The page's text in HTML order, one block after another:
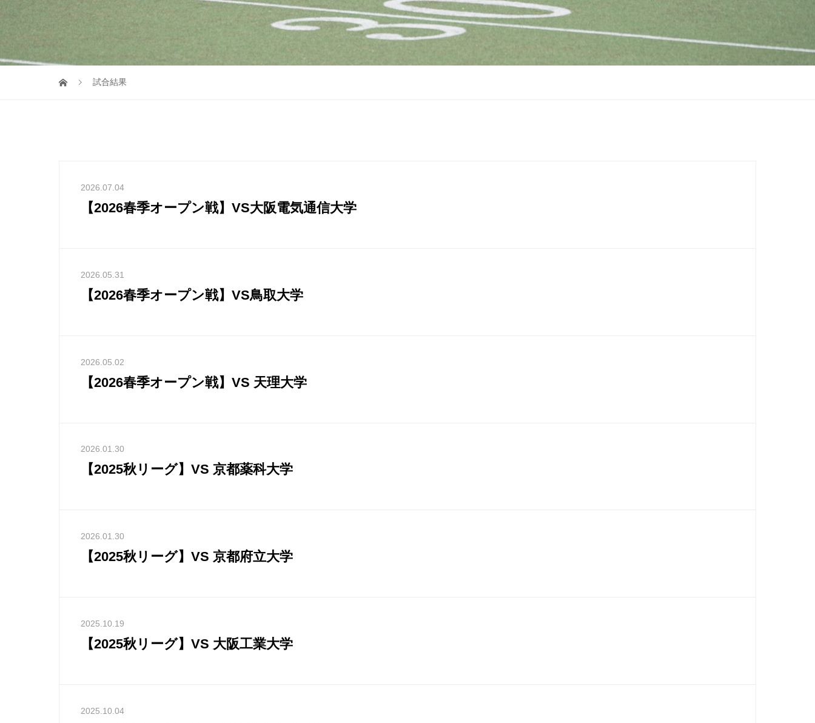
試合結果
2026.07.04
【2026春季オープン戦】VS大阪電気通信大学
2026.05.31
【2026春季オープン戦】VS鳥取大学
2026.05.02
【2026春季オープン戦】VS 天理大学
2026.01.30
【2025秋リーグ】VS 京都薬科大学
2026.01.30
【2025秋リーグ】VS 京都府立大学
2025.10.19
【2025秋リーグ】VS 大阪工業大学
2025.10.04